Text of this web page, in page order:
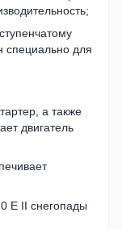
специально для
а также
двигатель
E II снегопады